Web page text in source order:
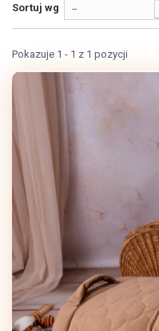
Sortuj wg --
Pokazuje 1 - 1 z 1 pozycji